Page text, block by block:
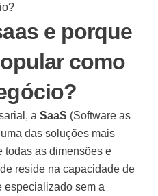
e porque
como
a SaaS (Software as
das soluções mais
todas as dimensões e
reside na capacidade de
especializado sem a